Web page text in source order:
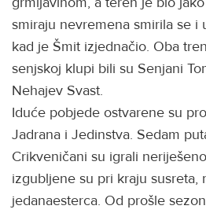
smiraju nevremena smirila se i
kad je Šmit izjednačio. Oba
senjskoj klupi bili su Senjani
Nehajev Svast.
Iduće pobjede ostvarene su
Jadrana i Jedinstva. Sedam
Crikveničani su igrali
izgubljene su pri kraju susreta,
jedanaesterca. Od prošle